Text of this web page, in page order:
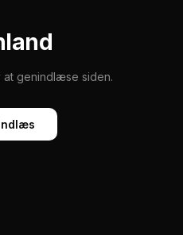
at genindlæse siden.